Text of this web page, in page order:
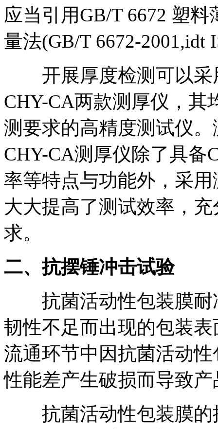
应当引用GB/T 6672 塑
量法(GB/T 6672-2001,idt
开展厚度检测可以采
CHY-CA两款测厚仪，其
测要求的高精度测试仪
CHY-CA测厚仪除了具备
率等特点与功能外，采
大大提高了测试效率，
求。
二、抗摆锤冲击试验
抗菌活动性包装膜耐
韧性不足而出现的包装
流通环节中因抗菌活动
性能差产生破损而导致
抗菌活动性包装膜的